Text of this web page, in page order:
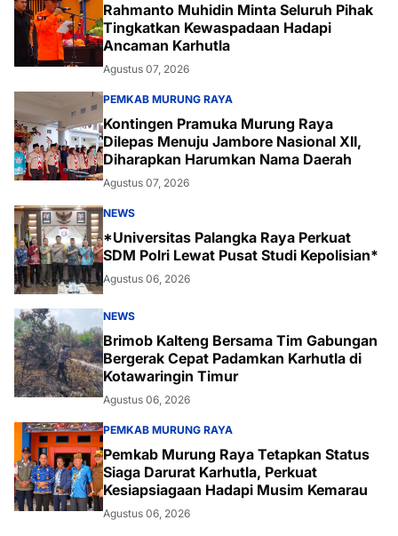
Rahmanto Muhidin Minta Seluruh Pihak
Tingkatkan Kewaspadaan Hadapi
Ancaman Karhutla
Agustus 07, 2026
PEMKAB MURUNG RAYA
Kontingen Pramuka Murung Raya
Dilepas Menuju Jambore Nasional XII,
Diharapkan Harumkan Nama Daerah
Agustus 07, 2026
NEWS
*Universitas Palangka Raya Perkuat
SDM Polri Lewat Pusat Studi Kepolisian*
Agustus 06, 2026
NEWS
Brimob Kalteng Bersama Tim Gabungan
Bergerak Cepat Padamkan Karhutla di
Kotawaringin Timur
Agustus 06, 2026
PEMKAB MURUNG RAYA
Pemkab Murung Raya Tetapkan Status
Siaga Darurat Karhutla, Perkuat
Kesiapsiagaan Hadapi Musim Kemarau
Agustus 06, 2026